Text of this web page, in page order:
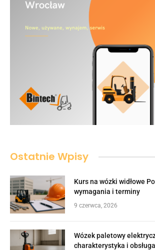
Ostatnie Wpisy
Kurs na wózki widłowe
wymagania i terminy
9 czerwca, 2026
Wózek paletowy
charakterystyka i obsługa